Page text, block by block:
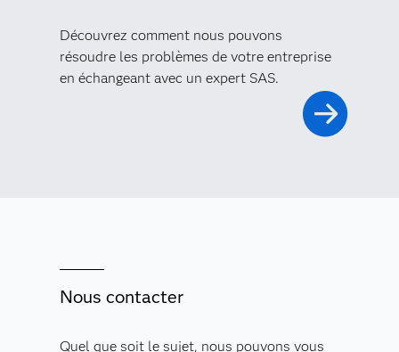
Découvrez comment nous pouvons
résoudre les problèmes de votre entreprise
en échangeant avec un expert SAS.
Nous contacter
Quel que soit le sujet, nous pouvons vous